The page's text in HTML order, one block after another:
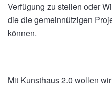
Verfügung zu stellen oder
die die gemeinnützigen
können.
Mit Kunsthaus 2.0 wollen